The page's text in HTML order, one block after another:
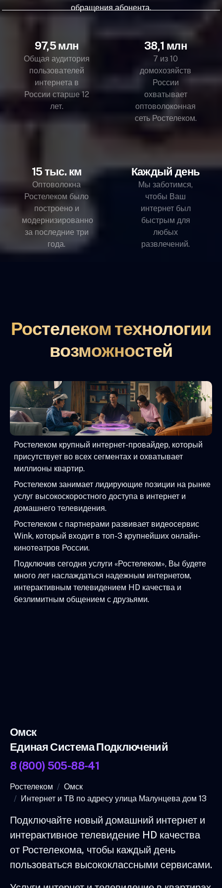
обращения абонента.
97,5 млн
Общая аудитория
пользователей
интернета в
России старше 12
лет.
38,1 млн
7 из 10
домохозяйств
России
охватывает
оптоволоконная
сеть Ростелеком.
15 тыс. км
Оптоволокна
Ростелеком было
построено и
модернизированно
за последние три
года.
Каждый день
Мы заботимся,
чтобы Ваш
интернет был
быстрым для
любых
развлечений.
Ростелеком технологии
возможностей
Ростелеком крупный интернет-провайдер, который
присутствует во всех сегментах и охватывает
миллионы квартир.
Ростелеком занимает лидирующие позиции на рынке
услуг высокоскоростного доступа в интернет и
домашнего телевидения.
Ростелеком с партнерами развивает видеосервис
Wink, который входит в топ-3 крупнейших онлайн-
кинотеатров России.
Подключив сегодня услуги «Ростелеком», Вы будете
много лет наслаждаться надежным интернетом,
интерактивным телевидением HD качества и
безлимитным общением с друзьями.
Омск
Единая Система Подключений
8 (800) 505-88-41
Ростелеком
Омск
Интернет и ТВ по адресу улица Малунцева дом 13
Подключайте новый домашний интернет и
интерактивное телевидение HD качества
от Ростелекома, чтобы каждый день
пользоваться высококлассными сервисами.